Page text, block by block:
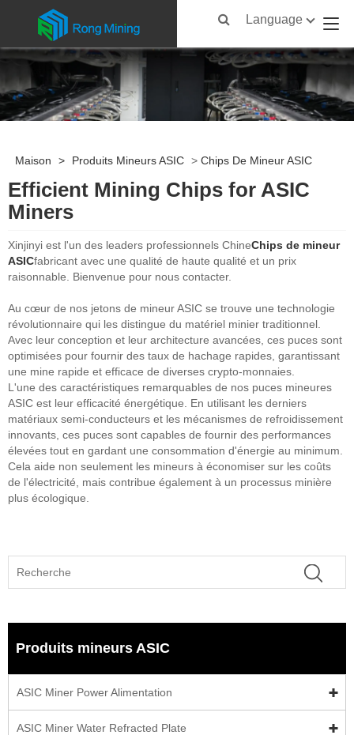
Language
Maison > Produits Mineurs ASIC > Chips De Mineur ASIC
Efficient Mining Chips for ASIC
Miners
Xinjinyi est l'un des leaders professionnels ChineChips de mineur
ASICfabricant avec une qualité de haute qualité et un prix
raisonnable. Bienvenue pour nous contacter.
Au cœur de nos jetons de mineur ASIC se trouve une technologie
révolutionnaire qui les distingue du matériel minier traditionnel.
Avec leur conception et leur architecture avancées, ces puces sont
optimisées pour fournir des taux de hachage rapides, garantissant
une mine rapide et efficace de diverses crypto-monnaies.
L'une des caractéristiques remarquables de nos puces mineures
ASIC est leur efficacité énergétique. En utilisant les derniers
matériaux semi-conducteurs et les mécanismes de refroidissement
innovants, ces puces sont capables de fournir des performances
élevées tout en gardant une consommation d'énergie au minimum.
Cela aide non seulement les mineurs à économiser sur les coûts
de l'électricité, mais contribue également à un processus minière
plus écologique.
Produits mineurs ASIC
ASIC Miner Power Alimentation
ASIC Miner Water Refracted Plate